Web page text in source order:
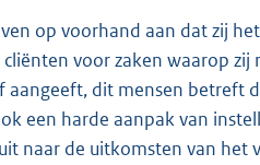
op voorhand aan dat zij
voor zaken waarop
aangeeft, dit mensen betreft
een harde aanpak van
naar de uitkomsten van